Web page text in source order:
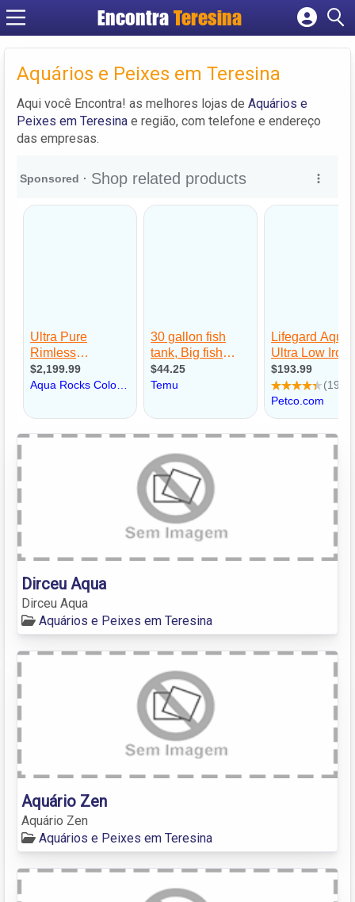
EncontraTeresina
Cadastrar empresa
Criar conta
Aquários e Peixes em Teresina
Aqui você Encontra! as melhores lojas de Aquários e
Peixes em Teresina e região, com telefone e endereço
das empresas.
Dirceu Aqua
Dirceu Aqua
Aquários e Peixes em Teresina
Aquário Zen
Aquário Zen
Aquários e Peixes em Teresina